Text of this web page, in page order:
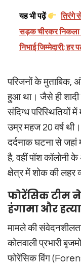
यह भी पढ़ें
तिरंगे
सड़क चीरकर निकला
निभाई जिम्मेदारी;
परिजनों के मुताबिक,
हुआ था। जैसे ही शादी
संदिग्ध
उम्र महज 20 वर्ष
दर्दनाक घटना से
है, वहीं पॉश कॉलोनी
क्षेत्र में शोक की लहर
फोरेंसिक टीम ने
हंगामा और
मामले की
कोतवाली प्रभारी
फोरेंसिक विंग